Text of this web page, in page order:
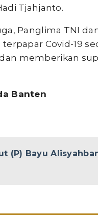
Tjahjanto.
Panglima TNI
Covid-19
memberikan
Banten
(P) Bayu